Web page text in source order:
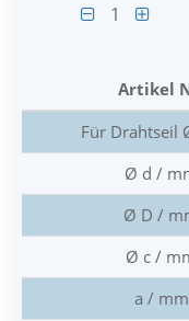
1
Artikel
Für Drahtseil
Ø d /
Ø D /
Ø c /
a / mm